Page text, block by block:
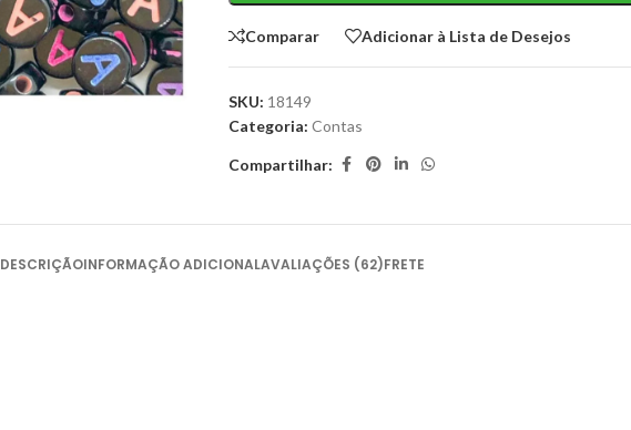
Comparar Adicionar à Lista de Desejos
SKU: 18149
Categoria: Contas
Compartilhar:
DESCRIÇÃOINFORMAÇÃO ADICIONALAVALIAÇÕES (62)FRETE